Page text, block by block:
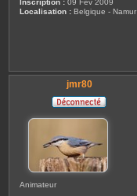
Inscription : 09 Fév 2009
Localisation : Belgique - Namur
jmr80
Animateur